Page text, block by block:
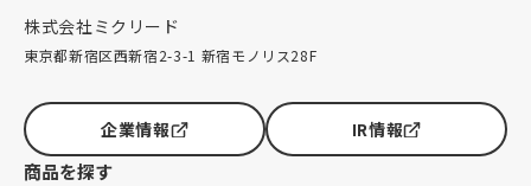
株式会社ミクリード
東京都新宿区西新宿2-3-1 新宿モノリス28F
企業情報 IR情報
商品を探す